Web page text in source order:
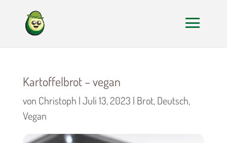
Kartoffelbrot – vegan
von Christoph |Juli 13, 2023 | Brot,Deutsch,
Vegan